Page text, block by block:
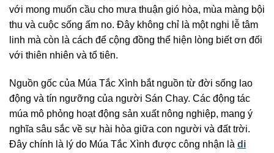
với mong muốn cầu cho mưa thuận gió hòa, mùa màng bội
thu và cuộc sống ấm no. Đây không chỉ là một nghi lễ tâm
linh mà còn là cách để cộng đồng thể hiện lòng biết ơn đối
với thiên nhiên và tổ tiên.
Nguồn gốc của Múa Tắc Xình bắt nguồn từ đời sống lao
động và tín ngưỡng của người Sán Chay. Các động tác
múa mô phỏng hoạt động sản xuất nông nghiệp, mang ý
nghĩa sâu sắc về sự hài hòa giữa con người và đất trời.
Đây chính là lý do Múa Tắc Xình được công nhận là di